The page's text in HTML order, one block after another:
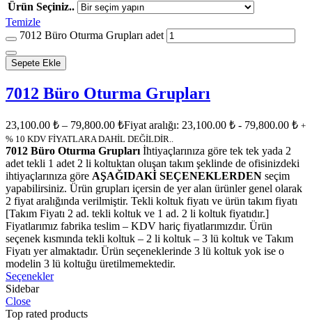
Ürün Seçiniz..
Temizle
7012 Büro Oturma Grupları adet
Sepete Ekle
7012 Büro Oturma Grupları
23,100.00 ₺ – 79,800.00 ₺Fiyat aralığı: 23,100.00 ₺ - 79,800.00 ₺ +
% 10 KDV FİYATLARA DAHİL DEĞİLDİR..
7012 Büro Oturma Grupları İhtiyaçlarınıza göre tek tek yada 2
adet tekli 1 adet 2 li koltuktan oluşan takım şeklinde de ofisinizdeki
ihtiyaçlarınıza göre AŞAĞIDAKİ SEÇENEKLERDEN seçim
yapabilirsiniz. Ürün grupları içersin de yer alan ürünler genel olarak
2 fiyat aralığında verilmiştir. Tekli koltuk fiyatı ve ürün takım fiyatı
[Takım Fiyatı 2 ad. tekli koltuk ve 1 ad. 2 li koltuk fiyatıdır.]
Fiyatlarımız fabrika teslim – KDV hariç fiyatlarımızdır. Ürün
seçenek kısmında tekli koltuk – 2 li koltuk – 3 lü koltuk ve Takım
Fiyatı yer almaktadır. Ürün seçeneklerinde 3 lü koltuk yok ise o
modelin 3 lü koltuğu üretilmemektedir.
Seçenekler
Sidebar
Close
Top rated products